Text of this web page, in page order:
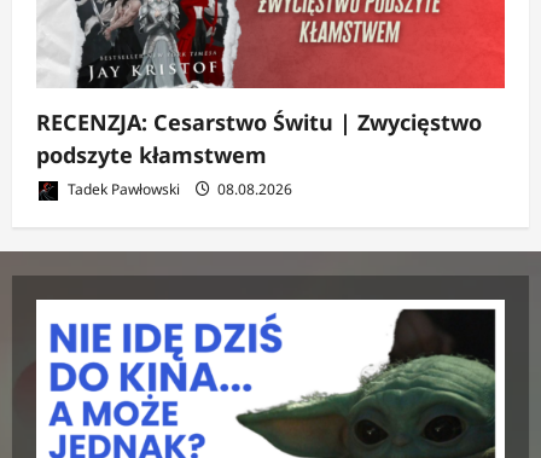
RECENZJA: Cesarstwo Świtu | Zwycięstwo
podszyte kłamstwem
Tadek Pawłowski 08.08.2026